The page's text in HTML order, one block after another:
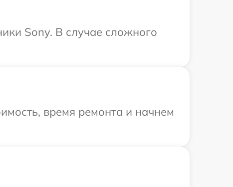
Sony. В случае сложного
время ремонта и начнем